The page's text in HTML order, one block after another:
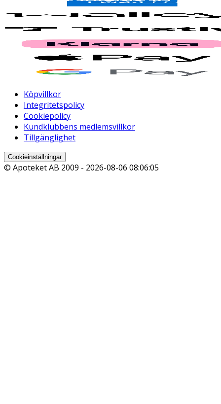
Köpvillkor
Integritetspolicy
Cookiepolicy
Kundklubbens medlemsvillkor
Tillgänglighet
Cookieinställningar
© Apoteket AB 2009 - 2026-08-06 08:06:05